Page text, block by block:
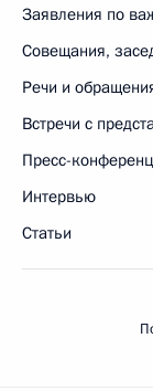
Заявления по
Совещания,
Речи и
Встречи с
Пресс-
Интервью
Статьи